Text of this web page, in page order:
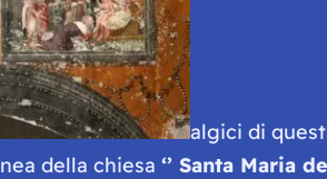
algici di
della chiesa ‘’ Santa Maria